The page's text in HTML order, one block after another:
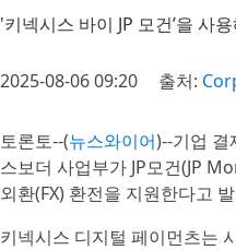
'키넥시스 바이 JP 모건’을 사
2025-08-06 09:20 출처:
토론토--(뉴스와이어)--기업 결
스보더 사업부가 JP모건(JP
외환(FX) 환전을 지원한다고
키넥시스 디지털 페이먼츠는